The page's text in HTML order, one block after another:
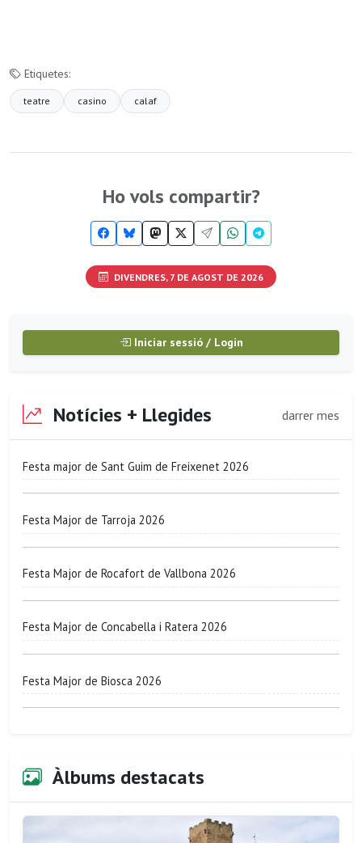
Etiquetes:
teatre casino calaf
Ho vols compartir?
DIVENDRES, 7 DE AGOST DE 2026
Iniciar sessió / Login
Notícies + Llegides darrer mes
Festa major de Sant Guim de Freixenet 2026
Festa Major de Tarroja 2026
Festa Major de Rocafort de Vallbona 2026
Festa Major de Concabella i Ratera 2026
Festa Major de Biosca 2026
Àlbums destacats